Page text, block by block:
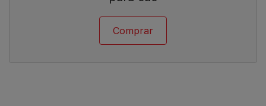
Comprar